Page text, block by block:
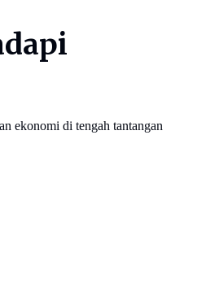
ekonomi di tengah tantangan